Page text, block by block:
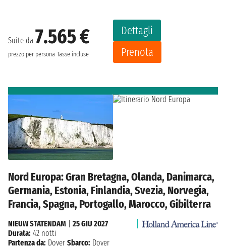
Suite da 7.565 €
prezzo per persona Tasse incluse
Dettagli
Prenota
Nord Europa: Gran Bretagna, Olanda, Danimarca,
Germania, Estonia, Finlandia, Svezia, Norvegia,
Francia, Spagna, Portogallo, Marocco, Gibilterra
NIEUW STATENDAM
25 GIU 2027
Durata: 42 notti
Partenza da: Dover Sbarco: Dover